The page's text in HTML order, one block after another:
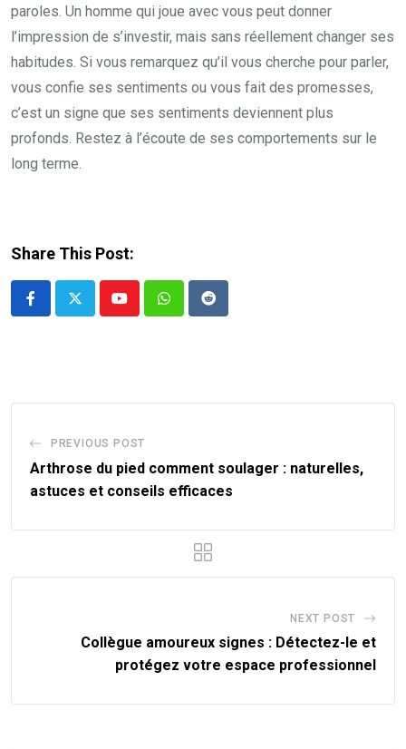
paroles. Un homme qui joue avec vous peut donner
l’impression de s’investir, mais sans réellement changer ses
habitudes. Si vous remarquez qu’il vous cherche pour parler,
vous confie ses sentiments ou vous fait des promesses,
c’est un signe que ses sentiments deviennent plus
profonds. Restez à l’écoute de ses comportements sur le
long terme.
Share This Post:
YoutubeWhatsappReddit
PREVIOUS POST
Arthrose du pied comment soulager : naturelles,
astuces et conseils efficaces
NEXT POST
Collègue amoureux signes : Détectez-le et
protégez votre espace professionnel